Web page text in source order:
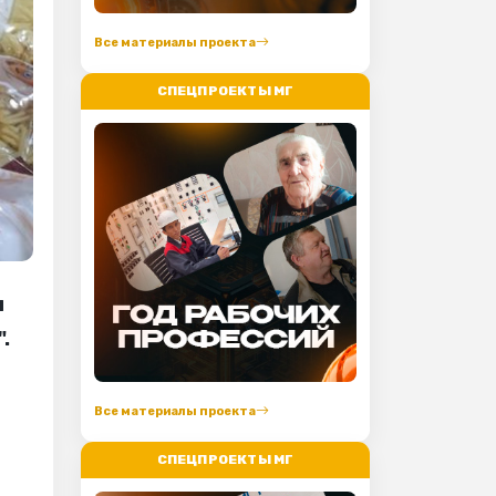
Все материалы проекта
СПЕЦПРОЕКТЫ МГ
Все материалы проекта
СПЕЦПРОЕКТЫ МГ